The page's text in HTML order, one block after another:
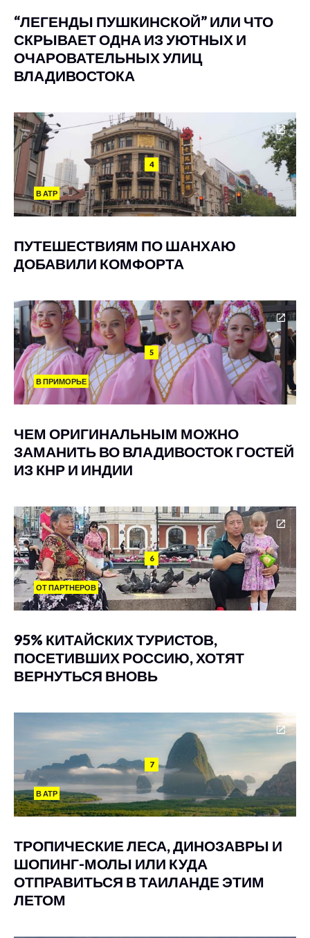
“ЛЕГЕНДЫ ПУШКИНСКОЙ” ИЛИ ЧТО
СКРЫВАЕТ ОДНА ИЗ УЮТНЫХ И
ОЧАРОВАТЕЛЬНЫХ УЛИЦ
ВЛАДИВОСТОКА
4
В АТР
ПУТЕШЕСТВИЯМ ПО ШАНХАЮ
ДОБАВИЛИ КОМФОРТА
5
В ПРИМОРЬЕ
ЧЕМ ОРИГИНАЛЬНЫМ МОЖНО
ЗАМАНИТЬ ВО ВЛАДИВОСТОК ГОСТЕЙ
ИЗ КНР И ИНДИИ
6
ОТ ПАРТНЕРОВ
95% КИТАЙСКИХ ТУРИСТОВ,
ПОСЕТИВШИХ РОССИЮ, ХОТЯТ
ВЕРНУТЬСЯ ВНОВЬ
7
В АТР
ТРОПИЧЕСКИЕ ЛЕСА, ДИНОЗАВРЫ И
ШОПИНГ-МОЛЫ ИЛИ КУДА
ОТПРАВИТЬСЯ В ТАИЛАНДЕ ЭТИМ
ЛЕТОМ